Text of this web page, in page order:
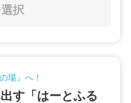
択
場』へ！
す「はーとふる